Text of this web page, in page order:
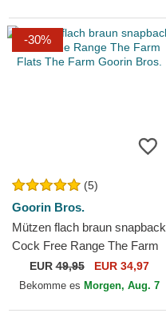
-30%
(5)
Goorin Bros.
Mützen flach braun snapback
Cock Free Range The Farm
Flats The Farm Goorin Bros.
EUR49,95 EUR 34,97
Bekomme es Morgen, Aug. 7